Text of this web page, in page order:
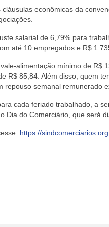
econômicas da
salarial de 6,79% para
até 10 empregados e R$
alimentação mínimo de R$
R$ 85,84. Além disso, quem
repouso semanal remunerado
cada feriado trabalhado, a
Dia do Comerciário, que será
https://